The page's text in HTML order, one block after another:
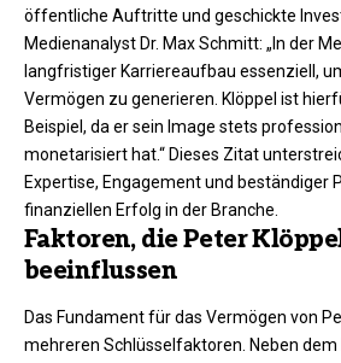
öffentliche Auftritte und geschickte
Medienanalyst Dr. Max Schmitt: „In der
langfristiger Karriereaufbau essenziell,
Vermögen zu generieren. Klöppel ist
Beispiel, da er sein Image stets
monetarisiert hat.“ Dieses Zitat
Expertise, Engagement und beständiger
finanziellen Erfolg in der Branche.
Faktoren, die Peter
beeinflussen
Das Fundament für das Vermögen von
mehreren Schlüsselfaktoren. Neben dem